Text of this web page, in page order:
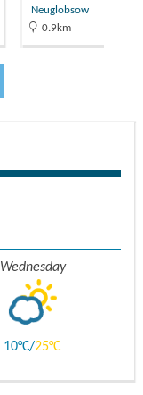
Neuglobsow
0.9km
Wednesday
10 25